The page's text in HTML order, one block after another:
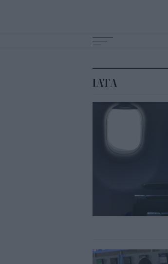
navigation
ΙΑΤΑ